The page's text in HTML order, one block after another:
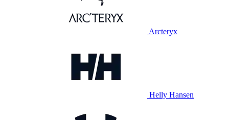
Arcteryx
Helly Hansen